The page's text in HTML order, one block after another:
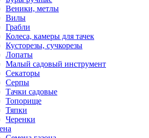
Веники, метлы
Вилы
Грабли
Колеса, камеры для тачек
Кусторезы, сучкорезы
Лопаты
Малый садовый инструмент
Секаторы
Серпы
Тачки садовые
Топорище
Тяпки
Черенки